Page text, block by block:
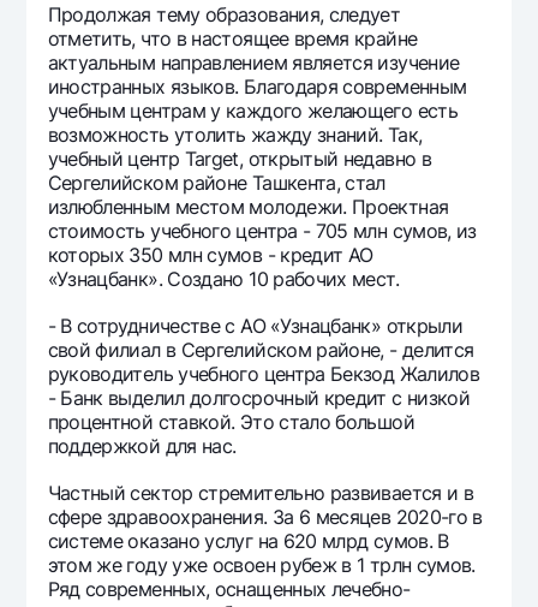
Продолжая тему образования, следует
отметить, что в настоящее время крайне
актуальным направлением является изучение
иностранных языков. Благодаря современным
учебным центрам у каждого желающего есть
возможность утолить жажду знаний. Так,
учебный центр Target, открытый недавно в
Сергелийском районе Ташкента, стал
излюбленным местом молодежи. Проектная
стоимость учебного центра - 705 млн сумов, из
которых 350 млн сумов - кредит АО
«Узнацбанк». Создано 10 рабочих мест.
- В сотрудничестве с АО «Узнацбанк» открыли
свой филиал в Сергелийском районе, - делится
руководитель учебного центра Бекзод Жалилов
- Банк выделил долгосрочный кредит с низкой
процентной ставкой. Это стало большой
поддержкой для нас.
Частный сектор стремительно развивается и в
сфере здравоохранения. За 6 месяцев 2020-го в
системе оказано услуг на 620 млрд сумов. В
этом же году уже освоен рубеж в 1 трлн сумов.
Ряд современных, оснащенных лечебно-